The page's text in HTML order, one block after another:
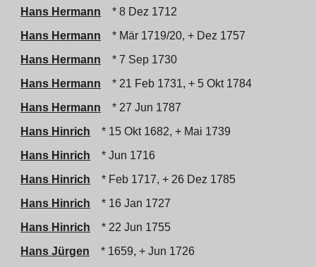
Hans Hermann
* 8 Dez 1712
Hans Hermann
* Mär 1719/20, + Dez 1757
Hans Hermann
* 7 Sep 1730
Hans Hermann
* 21 Feb 1731, + 5 Okt 1784
Hans Hermann
* 27 Jun 1787
Hans Hinrich
* 15 Okt 1682, + Mai 1739
Hans Hinrich
* Jun 1716
Hans Hinrich
* Feb 1717, + 26 Dez 1785
Hans Hinrich
* 16 Jan 1727
Hans Hinrich
* 22 Jun 1755
Hans Jürgen
* 1659, + Jun 1726